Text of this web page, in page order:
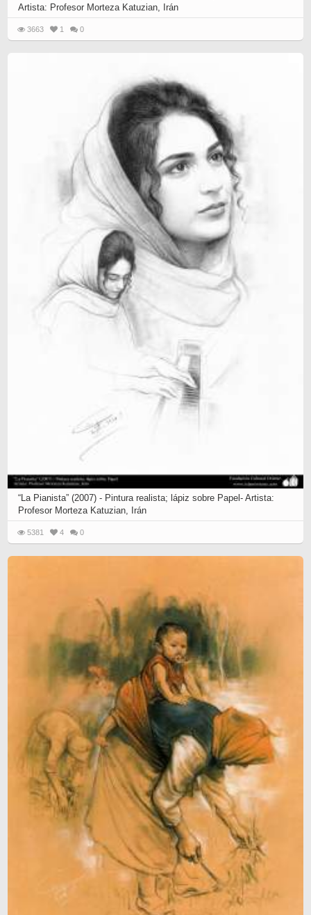
Artista: Profesor Morteza Katuzian, Irán
3663 1 0
“La Pianista” (2007) - Pintura realista; lápiz sobre Papel- Artista:
Profesor Morteza Katuzian, Irán
5381 4 0